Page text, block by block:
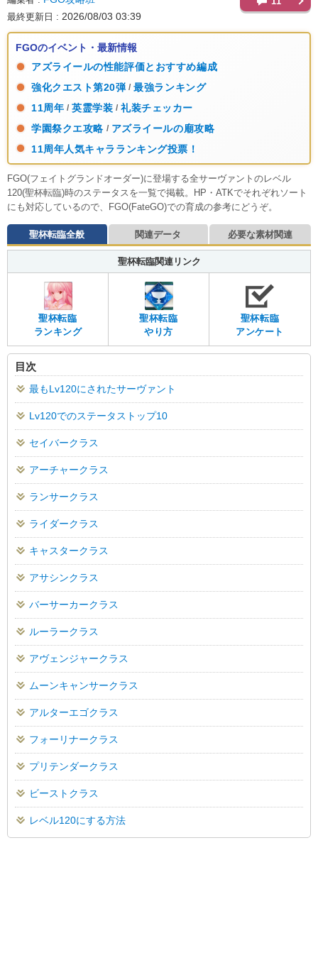
最終更新日 2026/08/03 03:39
FGOのイベント・最新情報
アズライールの性能評価とおすすめ編成
強化クエスト第20弾 / 最強ランキング
11周年 / 英霊学装 / 礼装チェッカー
学園祭クエ攻略 / アズライールの廟攻略
11周年人気キャラランキング投票！
FGO(フェイトグランドオーダー)に登場する全サーヴァントのレベル
120(聖杯転臨)時のステータスを一覧で掲載。HP・ATKでそれぞれソート
にも対応しているので、FGO(FateGO)での育成の参考にどうぞ。
聖杯転臨全般 関連データ 必要な素材関連
聖杯転臨関連リンク
聖杯転臨
ランキング
聖杯転臨
やり方
聖杯転臨
アンケート
目次
最もLv120にされたサーヴァント
Lv120でのステータストップ10
セイバークラス
アーチャークラス
ランサークラス
ライダークラス
キャスタークラス
アサシンクラス
バーサーカークラス
ルーラークラス
アヴェンジャークラス
ムーンキャンサークラス
アルターエゴクラス
フォーリナークラス
プリテンダークラス
ビーストクラス
レベル120にする方法